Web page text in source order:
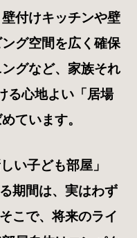
付けキッチンや壁
グ空間を広く確保
グなど、家族それ
る心地よい「居場
ています。
い子ども部屋」
期間は、実はわず
こで、将来のライ